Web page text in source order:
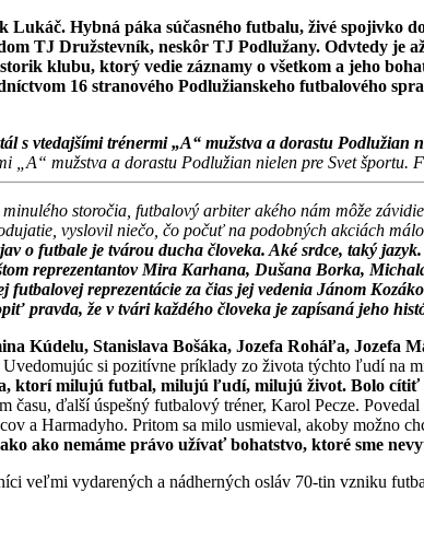
Hybná páka súčasného futbalu, živé spojivko
TJ Družstevník, neskôr TJ Podlužany. Odvtedy je
klubu, ktorý vedie záznamy o všetkom a jeho
16 stranového Podlužianskeho futbalového
„A“ mužstva a dorastu Podlužian nielen pre Svet športu.
storočia, futbalový arbiter akého nám môže
vyslovil niečo, čo počuť na podobných akciách
o futbale je tvárou ducha človeka. Aké srdce, taký
reprezentantov Mira Karhana, Dušana Borka,
futbalovej reprezentácie za čias jej vedenia Jánom
pravda, že v tvári každého človeka je zapísaná jeho
Kúdelu, Stanislava Bošáka, Jozefa Roháľa, Jozefa
si pozitívne príklady zo života týchto ľudí na
ktorí milujú futbal, milujú ľudí, milujú život. Bolo
času, ďalší úspešný futbalový tréner, Karol Pecze.
a Harmadyho. Pritom sa milo usmieval, akoby možno
ako nemáme právo užívať bohatstvo, ktoré sme
veľmi vydarených a nádherných osláv 70-tin vzniku